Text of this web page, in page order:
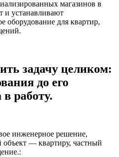
магазинов в
и устанавливают
оборудование для квартир,
задачу целиком:
до его
работу.
инженерное решение,
— квартиру, частный